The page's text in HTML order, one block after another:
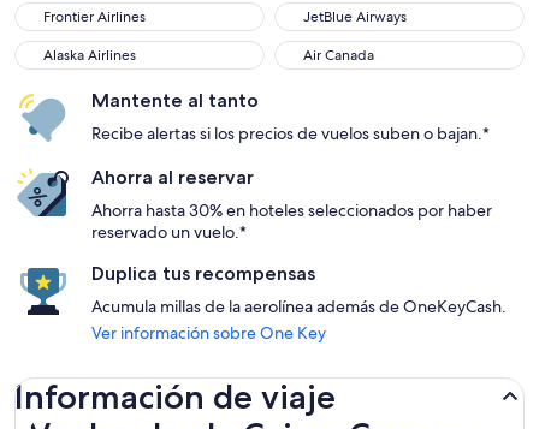
Frontier Airlines
JetBlue Airways
Alaska Airlines
Air Canada
Mantente al tanto
Recibe alertas si los precios de vuelos suben o bajan.*
Ahorra al reservar
Ahorra hasta 30% en hoteles seleccionados por haber
reservado un vuelo.*
Duplica tus recompensas
Acumula millas de la aerolínea además de OneKeyCash.
Ver información sobre One Key
Información de viaje